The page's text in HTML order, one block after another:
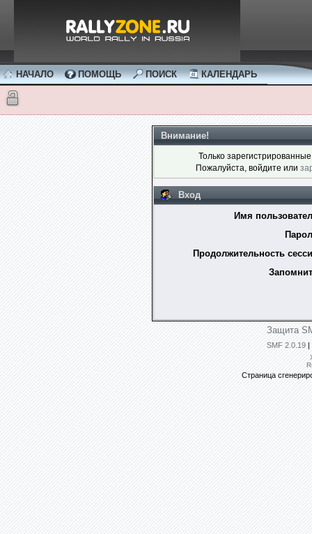
НАЧАЛО ПОМОЩЬ ПОИСК КАЛЕНДАРЬ
Внимание!
Только
Пожалуйста, войдите или
Вход
Имя
Продолжительность
Защита
SMF 2.0.19 |
Страница